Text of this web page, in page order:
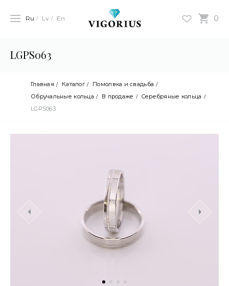
0
Ru Lv En
LGPS063
Главная Каталог
Помолвка и свадьба
Обручальные кольца
В продаже
Cеребряные кольца
LGPS063